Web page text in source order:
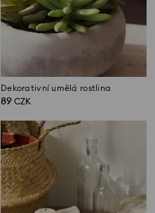
Dekorativní umělá rostlina
89 CZK